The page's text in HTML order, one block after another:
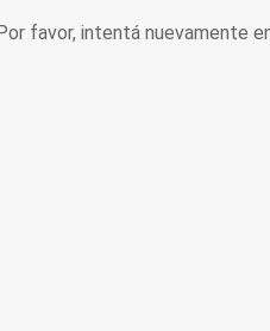
favor, intentá nuevamente